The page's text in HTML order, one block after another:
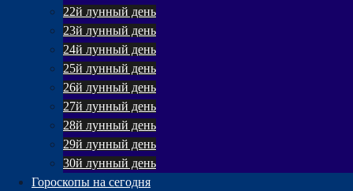
22й лунный день
23й лунный день
24й лунный день
25й лунный день
26й лунный день
27й лунный день
28й лунный день
29й лунный день
30й лунный день
Гороскопы на сегодня